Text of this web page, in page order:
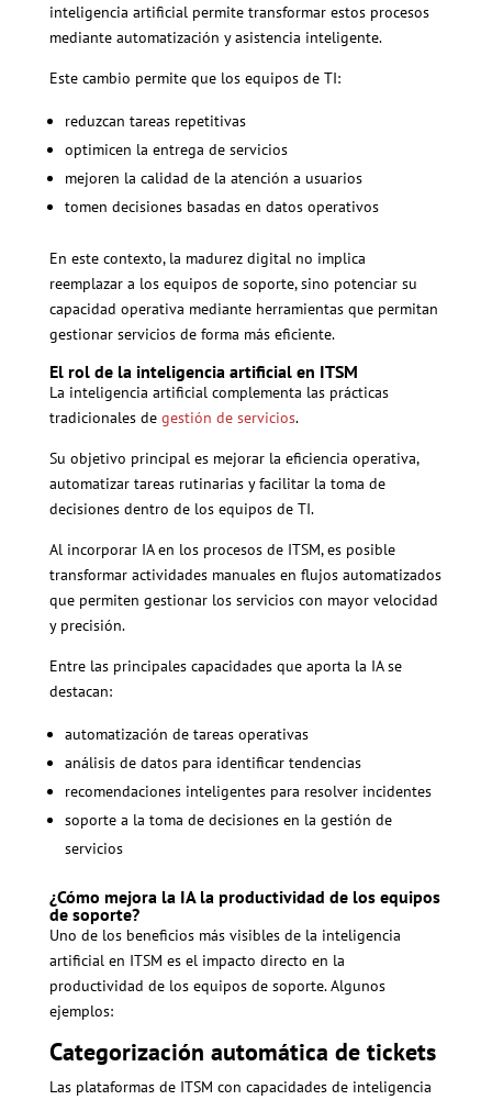
inteligencia artificial permite transformar estos procesos
mediante automatización y asistencia inteligente.
Este cambio permite que los equipos de TI:
reduzcan tareas repetitivas
optimicen la entrega de servicios
mejoren la calidad de la atención a usuarios
tomen decisiones basadas en datos operativos
En este contexto, la madurez digital no implica
reemplazar a los equipos de soporte, sino potenciar su
capacidad operativa mediante herramientas que permitan
gestionar servicios de forma más eficiente.
El rol de la inteligencia artificial en ITSM
La inteligencia artificial complementa las prácticas
tradicionales de gestión de servicios.
Su objetivo principal es mejorar la eficiencia operativa,
automatizar tareas rutinarias y facilitar la toma de
decisiones dentro de los equipos de TI.
Al incorporar IA en los procesos de ITSM, es posible
transformar actividades manuales en flujos automatizados
que permiten gestionar los servicios con mayor velocidad
y precisión.
Entre las principales capacidades que aporta la IA se
destacan:
automatización de tareas operativas
análisis de datos para identificar tendencias
recomendaciones inteligentes para resolver incidentes
soporte a la toma de decisiones en la gestión de
servicios
¿Cómo mejora la IA la productividad de los equipos
de soporte?
Uno de los beneficios más visibles de la inteligencia
artificial en ITSM es el impacto directo en la
productividad de los equipos de soporte. Algunos
ejemplos:
Categorización automática de tickets
Las plataformas de ITSM con capacidades de inteligencia